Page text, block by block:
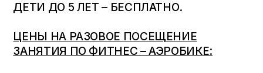
ДЕТИ ДО 5 ЛЕТ – БЕСПЛАТНО.
ЦЕНЫ НА РАЗОВОЕ ПОСЕЩЕНИЕ
ЗАНЯТИЯ ПО ФИТНЕС – АЭРОБИКЕ: